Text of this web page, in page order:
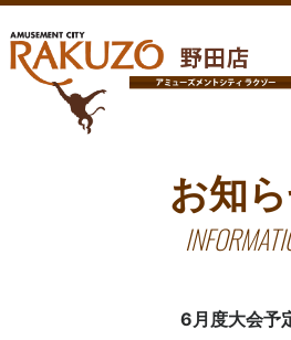
お知
6月度大会予